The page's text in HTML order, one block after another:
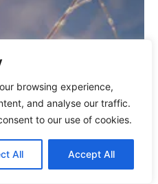
browsing experience,
and analyse our traffic.
to our use of cookies.
All Accept All